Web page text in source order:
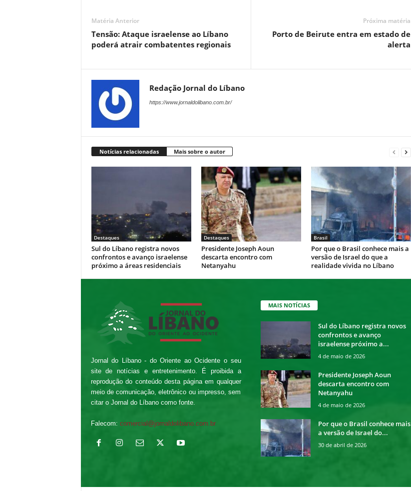
Matéria Anterior
Tensão: Ataque israelense ao Líbano
poderá atrair combatentes regionais
Próxima matéria
Porto de Beirute entra em estado de
alerta
Redação Jornal do Líbano
https://www.jornaldolibano.com.br/
Notícias relacionadas Mais sobre o autor
Destaques
Sul do Líbano registra novos
confrontos e avanço israelense
próximo a áreas residenciais
Destaques
Presidente Joseph Aoun
descarta encontro com
Netanyahu
Brasil
Por que o Brasil conhece mais a
versão de Israel do que a
realidade vivida no Líbano
Jornal do Líbano - do Oriente ao Ocidente o seu
site de notícias e entretenimento. É proibida a
reprodução do conteúdo desta página em qualquer
meio de comunicação, eletrônico ou impresso, sem
citar o Jornal do Líbano como fonte.
Falecom: comercial@jornaldolibano.com.br
MAIS NOTÍCIAS
Sul do Líbano registra novos
confrontos e avanço
israelense próximo a...
4 de maio de 2026
Presidente Joseph Aoun
descarta encontro com
Netanyahu
4 de maio de 2026
Por que o Brasil conhece mais
a versão de Israel do...
30 de abril de 2026